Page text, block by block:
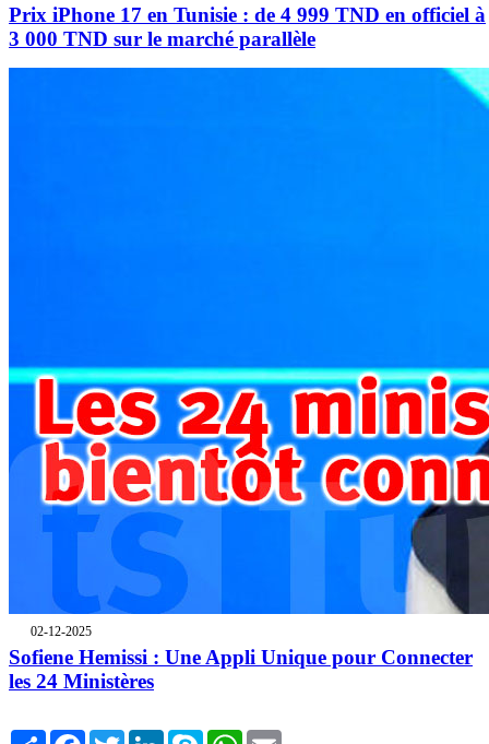
Prix iPhone 17 en Tunisie : de 4 999 TND en officiel à
3 000 TND sur le marché parallèle
02-12-2025
Sofiene Hemissi : Une Appli Unique pour Connecter
les 24 Ministères
Share FacebookTwitterLinkedInSkype WhatsApp